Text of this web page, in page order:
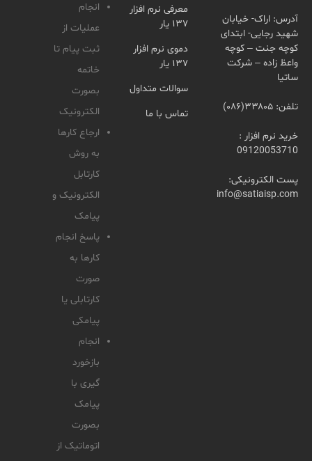
آدرس: اراک- خیابان
شهید رجایی- ابتدای
کوچه جنت – کوچه
واعظ زاده – شرکت
ساتیا
تلفن: ۳۳۸۰۵(۰۸۶)
خرید نرم افزار :
09120053710
پست الکترونیکی:
info@satiaisp.com
معرفی نرم افزار
۱۳۷ یار
دموی نرم افزار
۱۳۷ یار
سوالات متداول
تماس با ما
انجام
عملیات از
ثبت پیام تا
خاتمه
بصورت
الکترونیک
ارجاع کارها
به روش
کارتابل
الکترونیک و
پیامک
پاسخ انجام
کارها به
صورت
کارتابلی یا
پیامکی
انجام
بازخورد
گیری با
پیامک
بصورت
اتوماتیک از